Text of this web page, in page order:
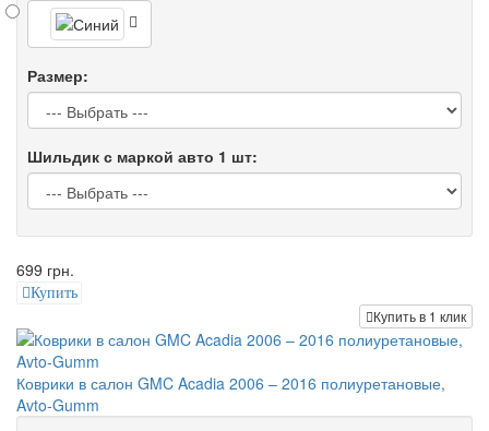
Размер:
Шильдик с маркой авто 1 шт:
699 грн.
Купить
Купить в 1 клик
Коврики в салон GMC Acadia 2006 – 2016 полиуретановые,
Avto-Gumm